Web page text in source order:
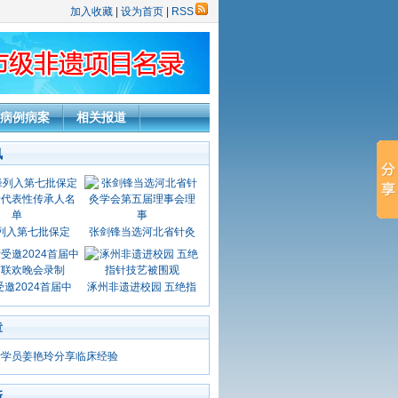
加入收藏 设为首页 RSS
病例病案 相关报道
入第七批保定 张剑锋当选河北省针灸
邀2024首届中 涿州非遗进校园 五绝指
员姜艳玲分享临床经验